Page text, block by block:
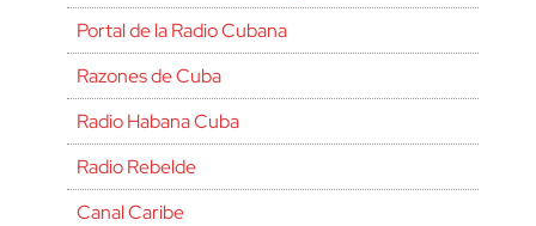
Portal de la Radio Cubana
Razones de Cuba
Radio Habana Cuba
Radio Rebelde
Canal Caribe